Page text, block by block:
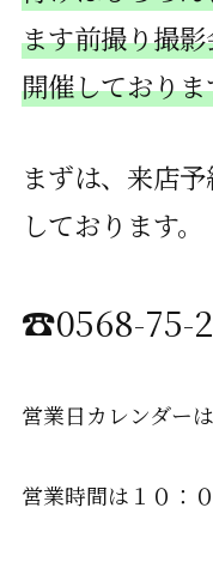
ます前撮り撮
開催しておりま
まずは、来店
しております。
☎0568-75-
営業日カレンダー
営業時間は１０：